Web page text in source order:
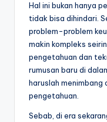
Hal ini bukan hanya
tidak bisa dihindari.
problem-problem
makin kompleks
pengetahuan dan
rumusan baru di
haruslah
pengetahuan.
Sebab, di era